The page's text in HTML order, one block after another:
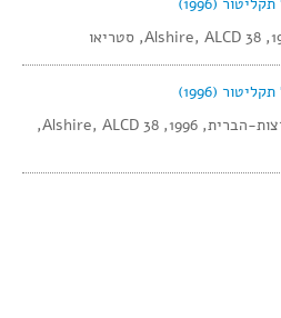
2. וריאציה נוספת, תקליטור, ארצות-הברית, 1996, Alshire, ALCD 38,